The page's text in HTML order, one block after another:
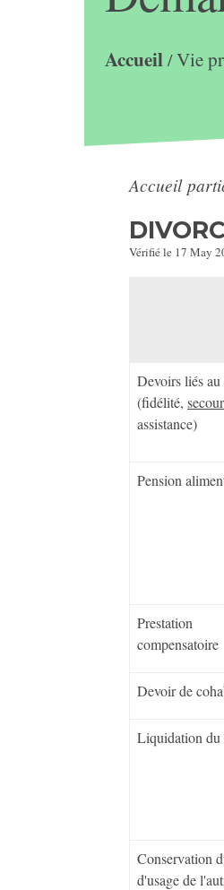
Accueil/Vie
Accueil
Vérifié le 17 May
Devoirs liés au
(fidélité,
assistance)
Pension
Prestation
compensatoire
Devoir de
Liquidation du
Conservation
d'usage de